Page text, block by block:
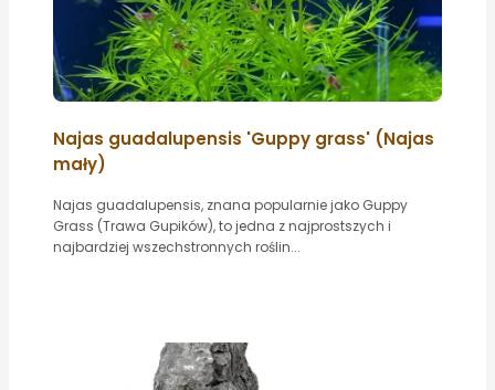
Najas guadalupensis 'Guppy grass' (Najas
mały)
Najas guadalupensis, znana popularnie jako Guppy
Grass (Trawa Gupików), to jedna z najprostszych i
najbardziej wszechstronnych roślin...